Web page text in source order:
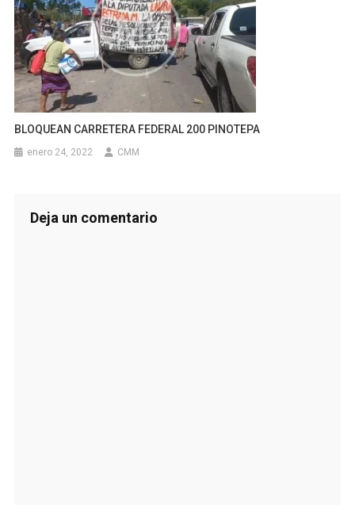
BLOQUEAN CARRETERA FEDERAL 200 PINOTEPA
enero 24, 2022 CMM
Deja un comentario